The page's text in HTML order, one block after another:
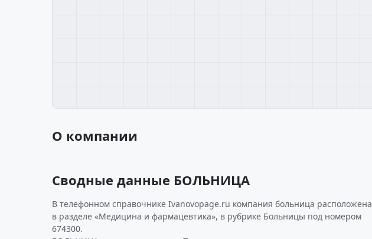
О компании
Сводные данные БОЛЬНИЦА
В телефонном справочнике Ivanovopage.ru компания больница расположена
в разделе «Медицина и фармацевтика», в рубрике Больницы под номером
674300.